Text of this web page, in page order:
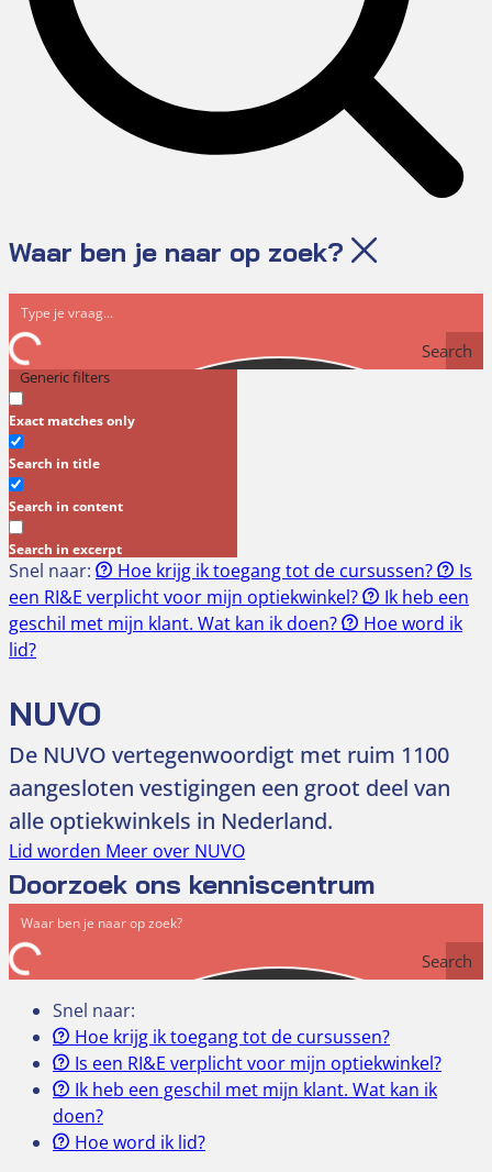
Waar ben je naar op zoek?
Search
Generic filters
Exact matches only
Search in title
Search in content
Search in excerpt
Snel naar: Hoe krijg ik toegang tot de cursussen?
Is
een RI&E verplicht voor mijn optiekwinkel?
Ik heb een
geschil met mijn klant. Wat kan ik doen?
Hoe word ik
lid?
NUVO
De NUVO vertegenwoordigt met ruim 1100
aangesloten vestigingen een groot deel van
alle optiekwinkels in Nederland.
Lid worden Meer over NUVO
Doorzoek ons kenniscentrum
Search
Snel naar:
Hoe krijg ik toegang tot de cursussen?
Is een RI&E verplicht voor mijn optiekwinkel?
Ik heb een geschil met mijn klant. Wat kan ik
doen?
Hoe word ik lid?